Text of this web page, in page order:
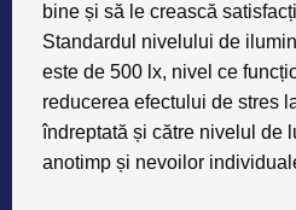
bine și să le crească
Standardul nivelului de
este de 500 lx, nivel ce
reducerea efectului de stres
îndreptată și către nivelul de
anotimp și nevoilor